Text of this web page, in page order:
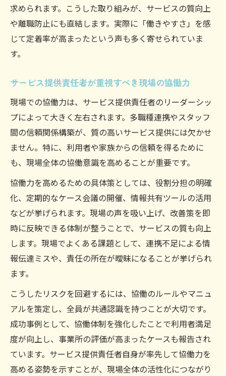
求められます。こうした取り組みが、サービスの質向上
や離職防止にも直結します。実際に「働きやすさ」を感
じて定着率が高まったという声も多く寄せられていま
す。
サービス提供責任者が重視すべき現場の協働力
現場での協働力は、サービス提供責任者のリーダーシッ
プによって大きく左右されます。多職種連携やスタッフ
間の信頼関係構築が、質の高いサービス提供には欠かせ
ません。特に、利用者や家族からの信頼を得るために
も、現場全体の協働意識を高めることが重要です。
協働力を高めるための具体策としては、役割分担の明確
化、定期的なケース会議の開催、情報共有ツールの活用
などが挙げられます。現場の声を吸い上げ、改善策を即
時に反映できる体制が整うことで、サービスの質も向上
します。現場でよくある課題として、連携不足による情
報伝達ミスや、責任の所在が曖昧になることが挙げられ
ます。
こうしたリスクを回避するには、協働のルールやマニュ
アルを策定し、全員が共通認識を持つことが大切です。
成功事例として、協働体制を強化したことで利用者満足
度が向上し、事業所の評価が高まったケースも報告され
ています。サービス提供責任者自身が率先して協働力を
高める姿勢を示すことが、現場全体の活性化につながり